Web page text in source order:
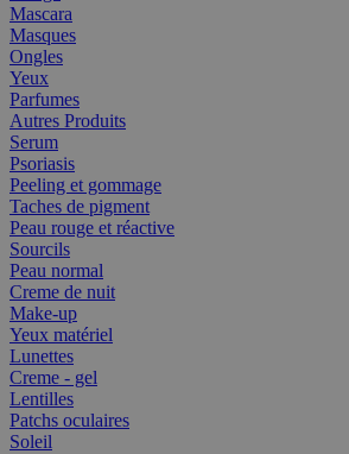
Mascara
Masques
Ongles
Yeux
Parfumes
Autres Produits
Serum
Psoriasis
Peeling et gommage
Taches de pigment
Peau rouge et réactive
Sourcils
Peau normal
Creme de nuit
Make-up
Yeux matériel
Lunettes
Creme - gel
Lentilles
Patchs oculaires
Soleil